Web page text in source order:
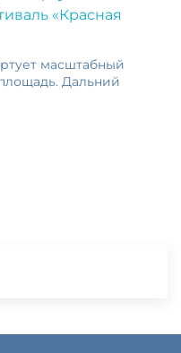
масштабный
Дальний